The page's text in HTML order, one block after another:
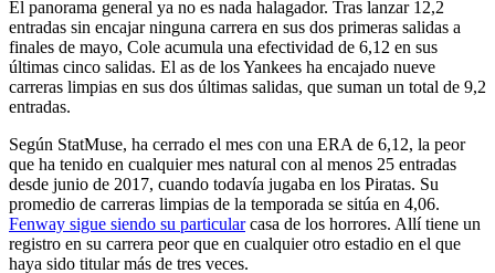
El panorama general ya no es nada halagador. Tras lanzar 12,2
entradas sin encajar ninguna carrera en sus dos primeras salidas a
finales de mayo, Cole acumula una efectividad de 6,12 en sus
últimas cinco salidas. El as de los Yankees ha encajado nueve
carreras limpias en sus dos últimas salidas, que suman un total de 9,2
entradas.
Según StatMuse, ha cerrado el mes con una ERA de 6,12, la peor
que ha tenido en cualquier mes natural con al menos 25 entradas
desde junio de 2017, cuando todavía jugaba en los Piratas. Su
promedio de carreras limpias de la temporada se sitúa en 4,06.
Fenway sigue siendo su particularcasa de los horrores. Allí tiene un
registro en su carrera peor que en cualquier otro estadio en el que
haya sido titular más de tres veces.